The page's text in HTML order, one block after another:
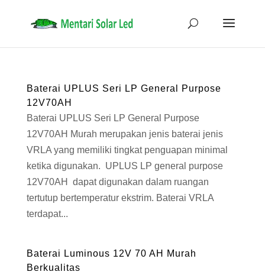
Baterai UPLUS Seri LP General Purpose
12V70AH
Baterai UPLUS Seri LP General Purpose
12V70AH Murah merupakan jenis baterai jenis
VRLA yang memiliki tingkat penguapan minimal
ketika digunakan. UPLUS LP general purpose
12V70AH dapat digunakan dalam ruangan
tertutup bertemperatur ekstrim. Baterai VRLA
terdapat...
Baterai Luminous 12V 70 AH Murah
Berkualitas